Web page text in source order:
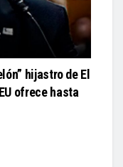
hijastro de El
ofrece hasta